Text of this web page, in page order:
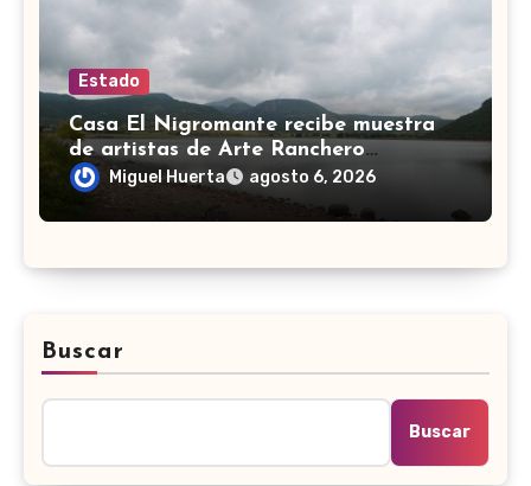
Estado
Casa El Nigromante recibe muestra
de artistas de Arte Ranchero
Pandillero
Miguel Huerta agosto 6, 2026
Buscar
Buscar